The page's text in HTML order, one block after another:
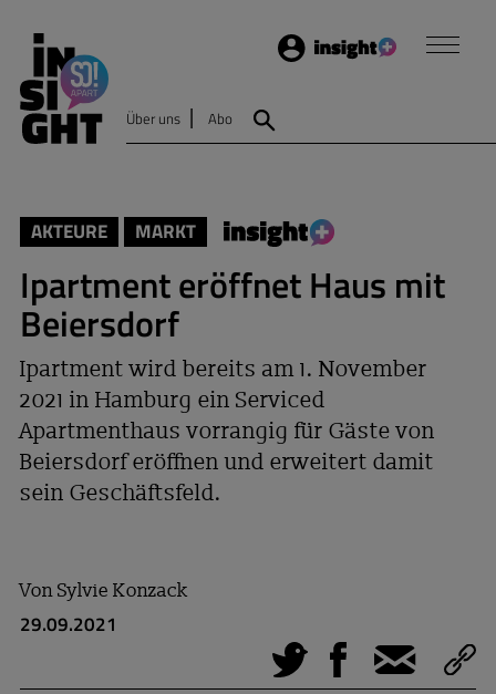
Login
Über uns Abo
AKTEURE MARKT
Ipartment eröffnet Haus mit
Beiersdorf
Ipartment wird bereits am 1. November
2021 in Hamburg ein Serviced
Apartmenthaus vorrangig für Gäste von
Beiersdorf eröffnen und erweitert damit
sein Geschäftsfeld.
VonSylvie Konzack
29.09.2021
Tweet Facebook
E-Mail